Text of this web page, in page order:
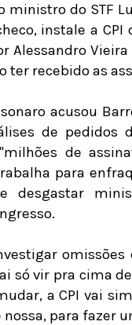
ministro do STF
instale a
Alessandro
ter recebido as
acusou
de pedidos
de
para
desgastar
só vir pra cima
a CPI vai
para fazer